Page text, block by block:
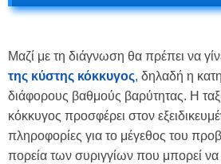
Μαζί με τη διάγνωση θα πρέπει να
της κύστης κόκκυγος, δηλαδή η
διάφορους βαθμούς βαρύτητας. Η
κόκκυγος προσφέρει στον
πληροφορίες για το μέγεθος του
πορεία των συριγγίων που μπορεί